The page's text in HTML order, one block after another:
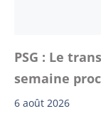
PSG : Le
semaine
6 août 2026